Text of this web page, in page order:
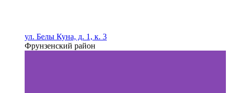
ул. Белы Куна, д. 1, к. 3
Фрунзенский район